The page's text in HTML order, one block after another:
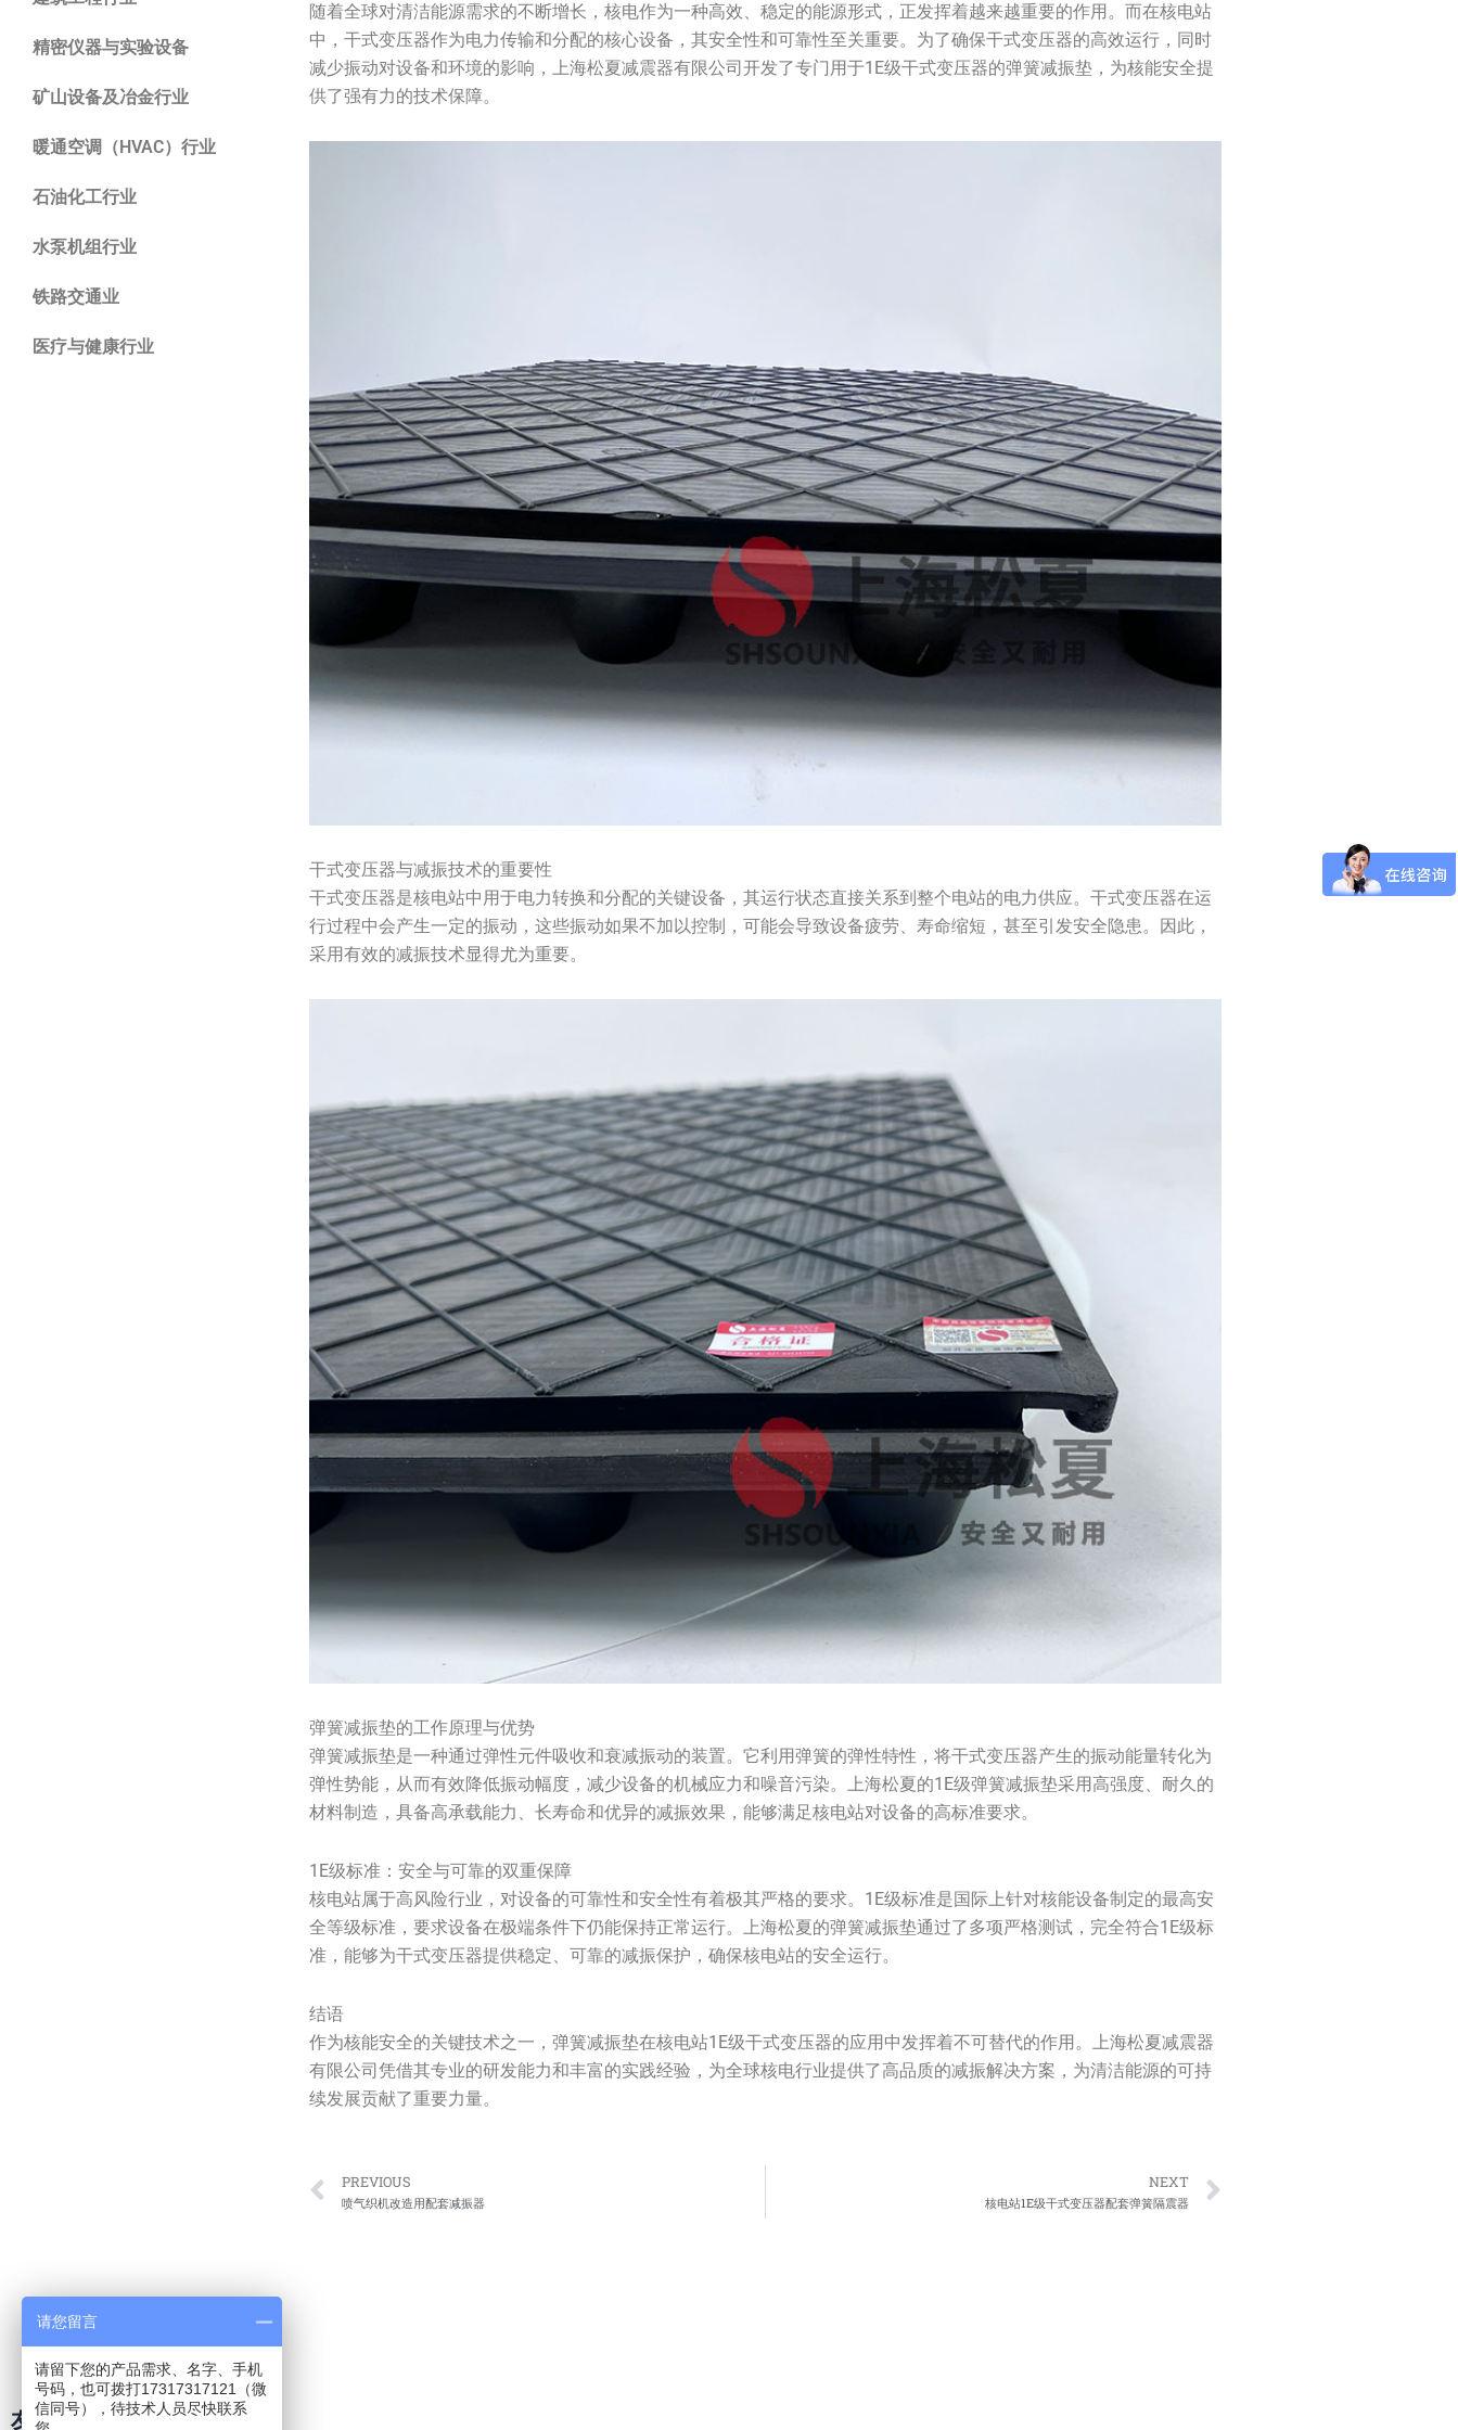
精密仪器与实验设备
矿山设备及冶金行业
暖通空调（HVAC）行业
石油化工行业
水泵机组行业
铁路交通业
医疗与健康行业
随着全球对清洁能源需求的不断增长，核电作为一种高效、稳定的能源形式，正发挥着越来越重要的作用。而在核电站
中，干式变压器作为电力传输和分配的核心设备，其安全性和可靠性至关重要。为了确保干式变压器的高效运行，同时
减少振动对设备和环境的影响，上海松夏减震器有限公司开发了专门用于1E级干式变压器的弹簧减振垫，为核能安全提
供了强有力的技术保障。
干式变压器与减振技术的重要性
干式变压器是核电站中用于电力转换和分配的关键设备，其运行状态直接关系到整个电站的电力供应。干式变压器在运
行过程中会产生一定的振动，这些振动如果不加以控制，可能会导致设备疲劳、寿命缩短，甚至引发安全隐患。因此，
采用有效的减振技术显得尤为重要。
弹簧减振垫的工作原理与优势
弹簧减振垫是一种通过弹性元件吸收和衰减振动的装置。它利用弹簧的弹性特性，将干式变压器产生的振动能量转化为
弹性势能，从而有效降低振动幅度，减少设备的机械应力和噪音污染。上海松夏的1E级弹簧减振垫采用高强度、耐久的
材料制造，具备高承载能力、长寿命和优异的减振效果，能够满足核电站对设备的高标准要求。
1E级标准：安全与可靠的双重保障
核电站属于高风险行业，对设备的可靠性和安全性有着极其严格的要求。1E级标准是国际上针对核能设备制定的最高安
全等级标准，要求设备在极端条件下仍能保持正常运行。上海松夏的弹簧减振垫通过了多项严格测试，完全符合1E级标
准，能够为干式变压器提供稳定、可靠的减振保护，确保核电站的安全运行。
结语
作为核能安全的关键技术之一，弹簧减振垫在核电站1E级干式变压器的应用中发挥着不可替代的作用。上海松夏减震器
有限公司凭借其专业的研发能力和丰富的实践经验，为全球核电行业提供了高品质的减振解决方案，为清洁能源的可持
续发展贡献了重要力量。
Prev
PREVIOUS
喷气织机改造用配套减振器
NEXT
核电站1E级干式变压器配套弹簧隔震器
友情链接
请您留言
请留下您的产品需求、名字、手机
号码，也可拨打17317317121（微
信同号），待技术人员尽快联系